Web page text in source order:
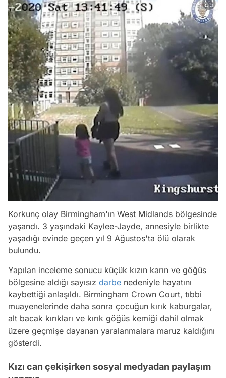
Korkunç olay Birmingham'ın West Midlands bölgesinde
yaşandı. 3 yaşındaki Kaylee-Jayde, annesiyle birlikte
yaşadığı evinde geçen yıl 9 Ağustos'ta ölü olarak
bulundu.
Yapılan inceleme sonucu küçük kızın karın ve göğüs
bölgesine aldığı sayısız darbe nedeniyle hayatını
kaybettiği anlaşıldı. Birmingham Crown Court, tıbbi
muayenelerinde daha sonra çocuğun kırık kaburgalar,
alt bacak kırıkları ve kırık göğüs kemiği dahil olmak
üzere geçmişe dayanan yaralanmalara maruz kaldığını
gösterdi.
Kızı can çekişirken sosyal medyadan paylaşım